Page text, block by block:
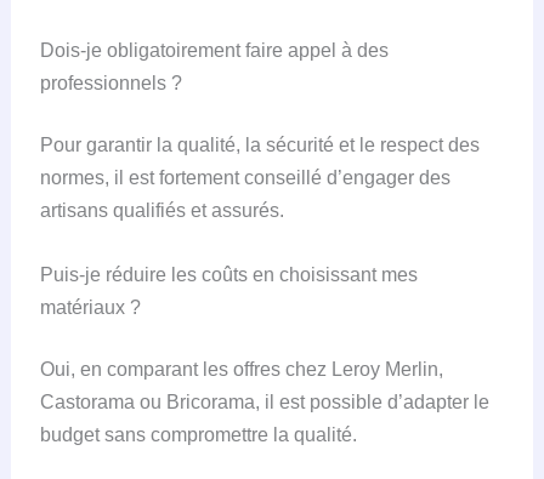
Dois-je obligatoirement faire appel à des
professionnels ?
Pour garantir la qualité, la sécurité et le respect des
normes, il est fortement conseillé d’engager des
artisans qualifiés et assurés.
Puis-je réduire les coûts en choisissant mes
matériaux ?
Oui, en comparant les offres chez Leroy Merlin,
Castorama ou Bricorama, il est possible d’adapter le
budget sans compromettre la qualité.